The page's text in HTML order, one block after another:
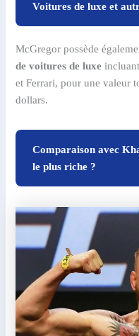
Voitures de luxe et
McGregor possède
de voitures de luxe
et Ferrari, pour une valeur
dollars.
Comparaison avec
le plus riche ?